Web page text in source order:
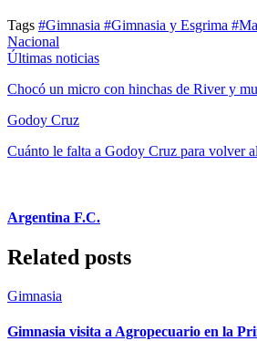
Tags #Gimnasia #Gimnasia y Esgrima
Nacional
Últimas noticias
Chocó un micro con hinchas de River y
Godoy Cruz
Cuánto le falta a Godoy Cruz para volver
Argentina F.C.
Related posts
Gimnasia
Gimnasia visita a Agropecuario en la